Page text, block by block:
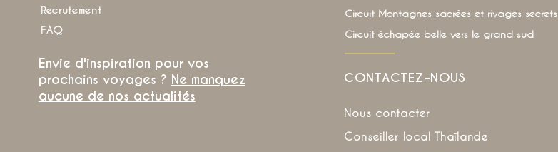
Recrutement
FAQ
Envie d'inspiration pour vos
prochains voyages ? Ne manquez
aucune de nos actualités
Circuit Montagnes sacrées et rivages secrets
Circuit échapée belle vers le grand sud
CONTACTEZ-NOUS
Nous contacter
Conseiller local Thaïlande